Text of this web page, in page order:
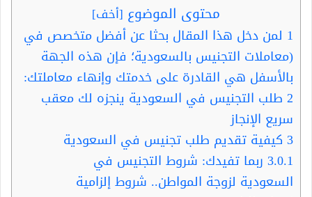
محتوى الموضوع [أخف]
1 لمن دخل هذا المقال بحثا عن أفضل متخصص في
(معاملات التجنيس بالسعودية؛ فإن هذه الجهة
بالأسفل هي القادرة على خدمتك وإنهاء معاملتك:
2 طلب التجنيس في السعودية ينجزه لك معقب
سريع الإنجاز
3 كيفية تقديم طلب تجنيس في السعودية
3.0.1 ربما تفيدك: شروط التجنيس في
السعودية لزوجة المواطن.. شروط إلزامية